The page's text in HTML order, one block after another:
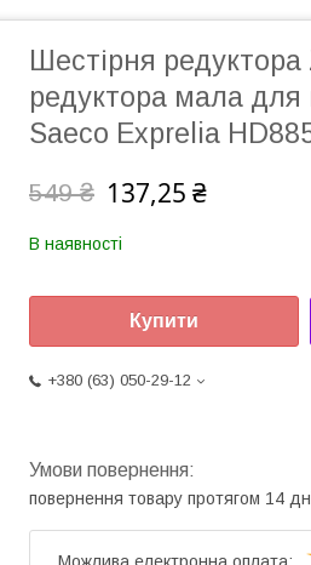
Шестірня редуктора
редуктора мала
Saeco Exprelia
549 ₴ 137,25 ₴
В наявності
Купити
+380 (63) 050-29-12
повернення товару протягом 14